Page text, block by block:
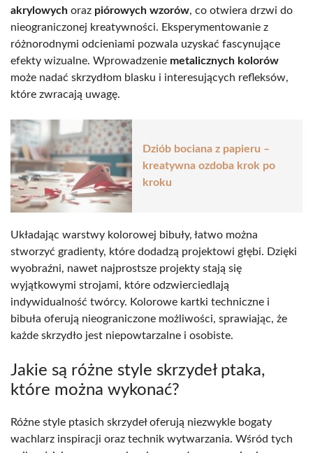
akrylowych oraz piórowych wzorów, co otwiera drzwi do
nieograniczonej kreatywności. Eksperymentowanie z
różnorodnymi odcieniami pozwala uzyskać fascynujące
efekty wizualne. Wprowadzenie metalicznych kolorów
może nadać skrzydłom blasku i interesujących refleksów,
które zwracają uwagę.
Dziób bociana z papieru –
kreatywna ozdoba krok po
kroku
Układając warstwy kolorowej bibuły, łatwo można
stworzyć gradienty, które dodadzą projektowi głębi. Dzięki
wyobraźni, nawet najprostsze projekty stają się
wyjątkowymi strojami, które odzwierciedlają
indywidualność twórcy. Kolorowe kartki techniczne i
bibuła oferują nieograniczone możliwości, sprawiając, że
każde skrzydło jest niepowtarzalne i osobiste.
Jakie są różne style skrzydeł ptaka,
które można wykonać?
Różne style ptasich skrzydeł oferują niezwykle bogaty
wachlarz inspiracji oraz technik wytwarzania. Wśród tych